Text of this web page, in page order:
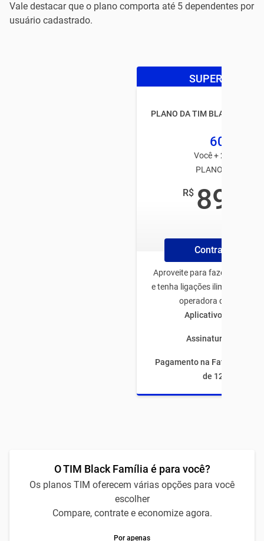
Vale destacar que o plano comporta até 5 dependentes por
usuário cadastrado.
SUPER OFERTA
PLANO DA TIM BLACK
60GB
Você + 2 usuários
PLANO TIM PÓS
R$ 89
Contrate Plano
Aproveite para fazer o plano
e tenha ligações ilimitadas
operadora de todo
Aplicativos
Assinaturas
Pagamento na Fatura com
de 12 meses
O TIM Black Família é para você?
Os planos TIM oferecem várias opções para você
escolher
Compare, contrate e economize agora.
Por apenas